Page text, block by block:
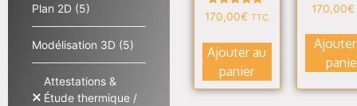
Plan 2D (5)
Modélisation 3D (5)
Attestations &
Étude thermique /
Note
4.90
170,00€ TTC
Ajouter au
panier
170,00€